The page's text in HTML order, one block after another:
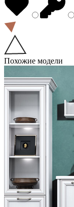
Похожие модели